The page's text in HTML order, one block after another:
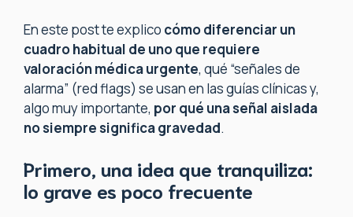
En este post te explico cómo diferenciar un
cuadro habitual de uno que requiere
valoración médica urgente, qué “señales de
alarma” (red flags) se usan en las guías clínicas y,
algo muy importante, por qué una señal aislada
no siempre significa gravedad.
Primero, una idea que tranquiliza:
lo grave es poco frecuente